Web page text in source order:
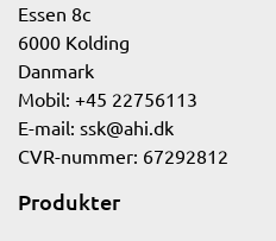
Essen 8c
6000 Kolding
Danmark
Mobil: +45 22756113
E-mail: ssk@ahi.dk
CVR-nummer: 67292812
Produkter